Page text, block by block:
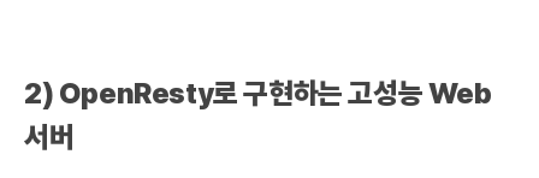
2) OpenResty로 구현하는 고성능 Web
서버